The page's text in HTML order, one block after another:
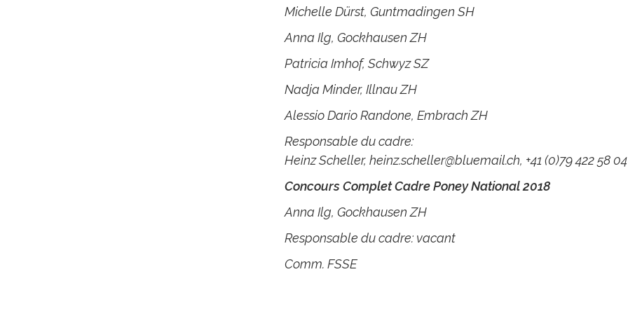
Michelle Dürst, Guntmadingen SH
Anna Ilg, Gockhausen ZH
Patricia Imhof, Schwyz SZ
Nadja Minder, Illnau ZH
Alessio Dario Randone, Embrach ZH
Responsable du cadre:
Heinz Scheller, heinz.scheller@bluemail.ch, +41 (0)79 422 58
Concours Complet Cadre Poney National 2018
Anna Ilg, Gockhausen ZH
Responsable du cadre: vacant
Comm. FSSE